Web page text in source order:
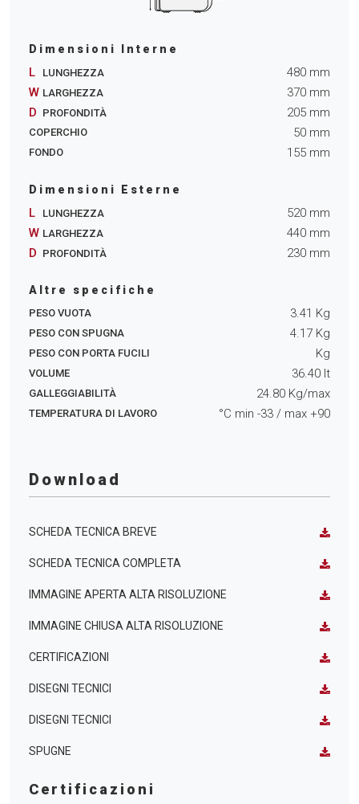
Dimensioni Interne
L LUNGHEZZA 480 mm
W LARGHEZZA 370 mm
D PROFONDITÀ 205 mm
COPERCHIO 50 mm
FONDO 155 mm
Dimensioni Esterne
L LUNGHEZZA 520 mm
W LARGHEZZA 440 mm
D PROFONDITÀ 230 mm
Altre specifiche
PESO VUOTA 3.41 Kg
PESO CON SPUGNA 4.17 Kg
PESO CON PORTA FUCILI Kg
VOLUME 36.40 lt
GALLEGGIABILITÀ 24.80 Kg/max
TEMPERATURA DI LAVORO °C min -33 / max +90
Download
SCHEDA TECNICA BREVE
SCHEDA TECNICA COMPLETA
IMMAGINE APERTA ALTA RISOLUZIONE
IMMAGINE CHIUSA ALTA RISOLUZIONE
CERTIFICAZIONI
DISEGNI TECNICI
DISEGNI TECNICI
SPUGNE
Certificazioni